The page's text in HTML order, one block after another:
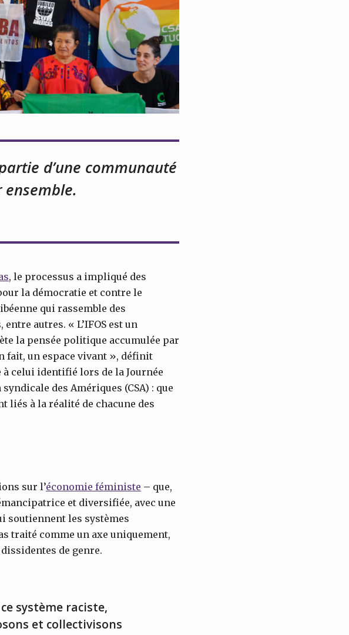
d’une communauté
, le processus a impliqué des
la démocratie et contre le
qui rassemble des
autres. « L’IFOS est un
la pensée politique accumulée par
fait, un espace vivant », définit
celui identifié lors de la Journée
des Amériques (CSA) : que
liés à la réalité de chacune des
sur l’économie féministe – que,
et diversifiée, avec une
soutiennent les systèmes
traité comme un axe uniquement,
de genre.
système raciste,
et collectivisons